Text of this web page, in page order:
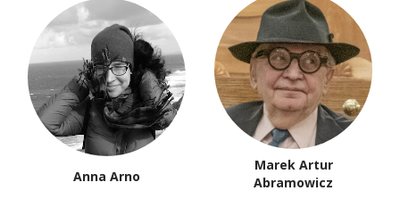
Anna Arno
Marek Artur
Abramowicz